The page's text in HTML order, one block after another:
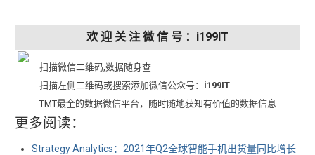
欢 迎 关 注 微 信 号 ：i199IT
扫描微信二维码,数据随身查
扫描左侧二维码或搜索添加微信公众号： i199IT
TMT最全的数据微信平台，随时随地获知有价值的数据信息
更多阅读：
Strategy Analytics：2021年Q2全球智能手机出货量同比增长